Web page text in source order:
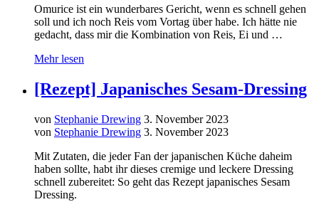
Omurice ist ein wunderbares Gericht, wenn es schnell gehen
soll und ich noch Reis vom Vortag über habe. Ich hätte nie
gedacht, dass mir die Kombination von Reis, Ei und …
Mehr lesen
[Rezept] Japanisches Sesam-Dressing
von Stephanie Drewing 3. November 2023
von Stephanie Drewing 3. November 2023
Mit Zutaten, die jeder Fan der japanischen Küche daheim
haben sollte, habt ihr dieses cremige und leckere Dressing
schnell zubereitet: So geht das Rezept japanisches Sesam
Dressing.